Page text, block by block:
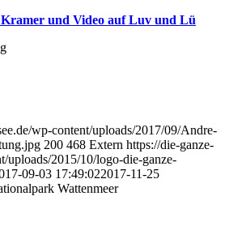
und Video auf Luv und Lü
wp-content/uploads/2017/09/Andre-
200 468 Extern https://die-ganze-
uploads/2015/10/logo-die-ganze-
09-03 17:49:022017-11-25
Wattenmeer